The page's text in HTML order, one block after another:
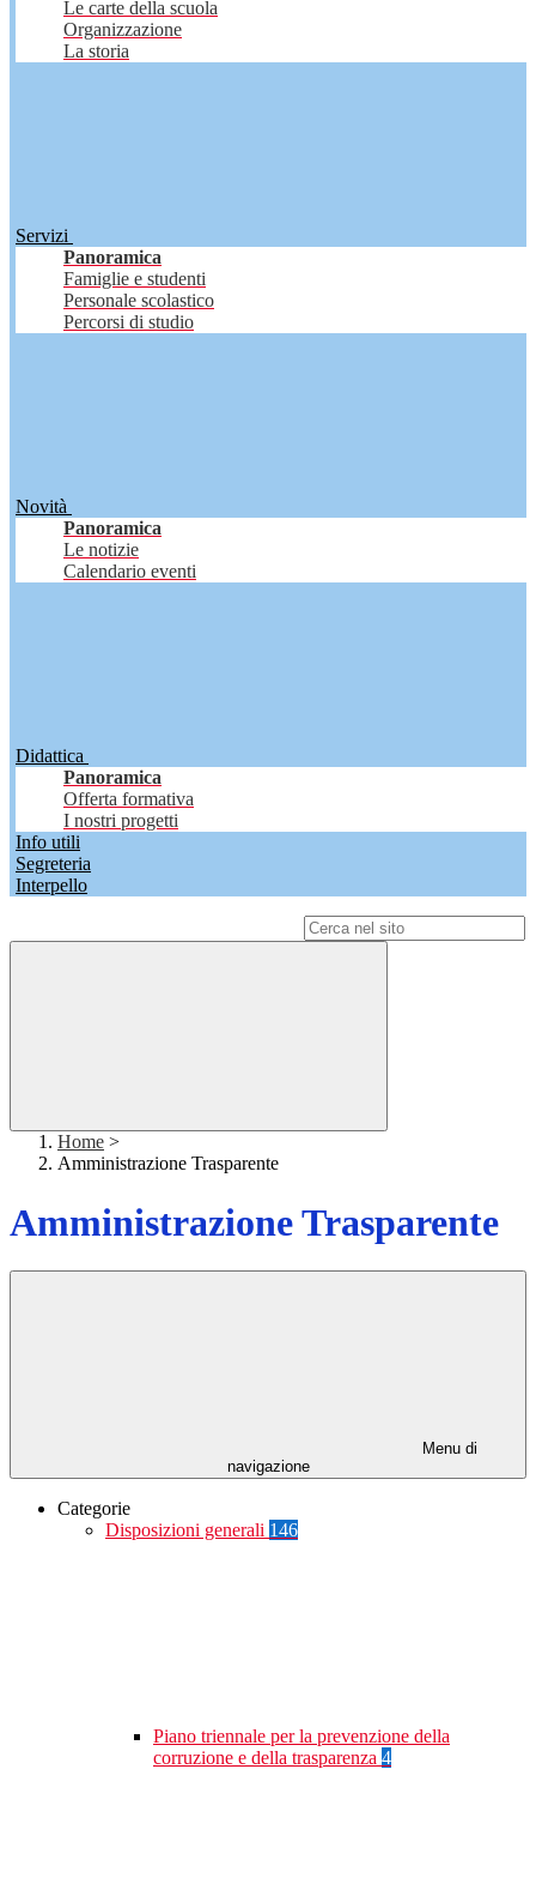
Le carte della scuola
Organizzazione
La storia
Servizi
Panoramica
Famiglie e studenti
Personale scolastico
Percorsi di studio
Novità
Panoramica
Le notizie
Calendario eventi
Didattica
Panoramica
Offerta formativa
I nostri progetti
Info utili
Segreteria
Interpello
Home >
Amministrazione Trasparente
Amministrazione Trasparente
Menu di
navigazione
Categorie
Disposizioni generali 146
Piano triennale per la prevenzione della
corruzione e della trasparenza 4